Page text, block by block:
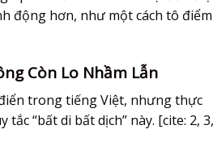
động hơn, như một cách tô điểm
Còn Lo Nhầm Lẫn
trong tiếng Việt, nhưng thực
“bất di bất dịch” này. [cite: 2,